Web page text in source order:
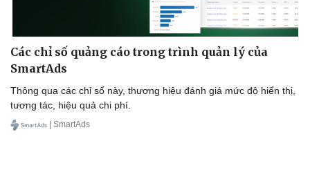
Các chỉ số quảng cáo trong trình quản lý của
SmartAds
Thông qua các chỉ số này, thương hiệu đánh giá mức độ hiển thị,
tương tác, hiệu quả chi phí.
| SmartAds